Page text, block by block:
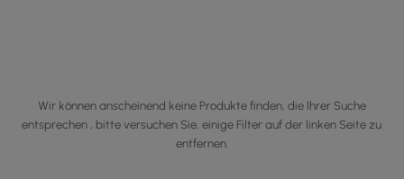
Wir können anscheinend keine Produkte finden, die Ihrer Suche
entsprechen , bitte versuchen Sie, einige Filter auf der linken Seite zu
entfernen.